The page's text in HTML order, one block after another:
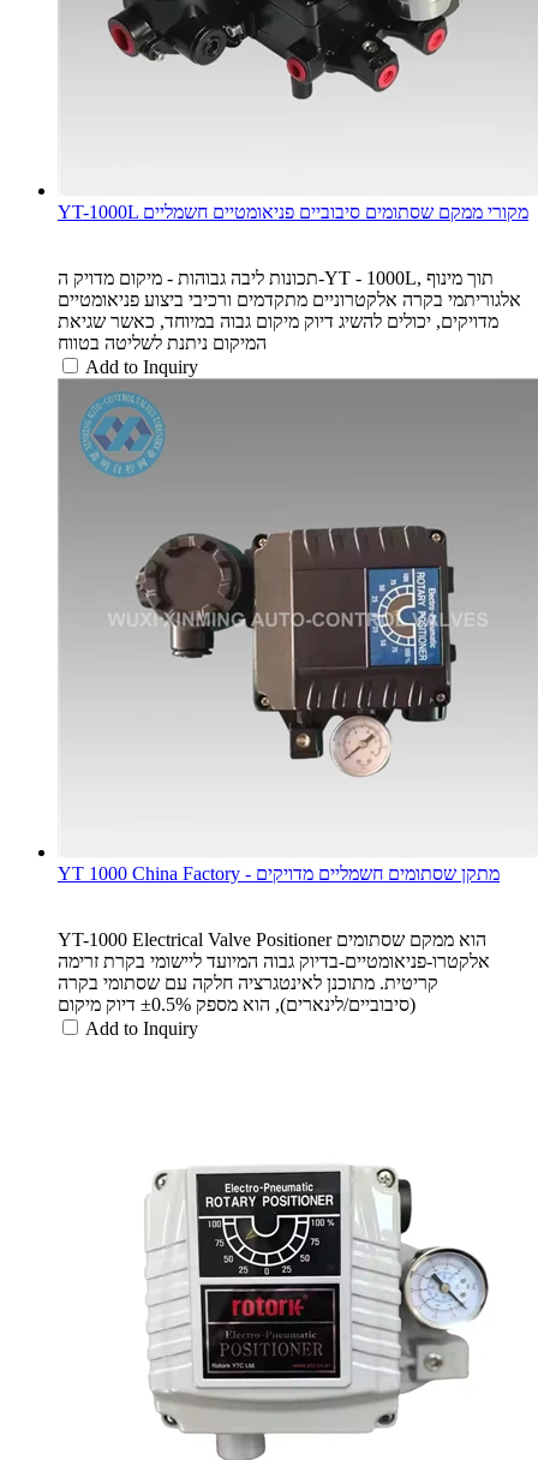
YT-1000L מקורי ממקם שסתומים סיבוביים פניאומטיים חשמליים
תכונות ליבה גבוהות - מיקום מדויק ה-YT - 1000L, תוך מינוף
אלגוריתמי בקרה אלקטרוניים מתקדמים ורכיבי ביצוע פניאומטיים
מדויקים, יכולים להשיג דיוק מיקום גבוה במיוחד, כאשר שגיאת
המיקום ניתנת לשליטה בטווח
Add to Inquiry
YT 1000 China Factory - מתקן שסתומים חשמליים מדויקים
YT-1000 Electrical Valve Positioner הוא ממקם שסתומים
אלקטרו-פניאומטיים-בדיוק גבוה המיועד ליישומי בקרת זרימה
קריטית. מתוכנן לאינטגרציה חלקה עם שסתומי בקרה
(סיבוביים/לינארים), הוא מספק ±0.5% דיוק מיקום
Add to Inquiry